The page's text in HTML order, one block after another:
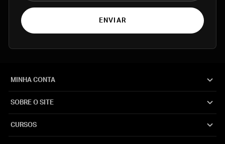
ENVIAR
MINHA CONTA
SOBRE O SITE
CURSOS